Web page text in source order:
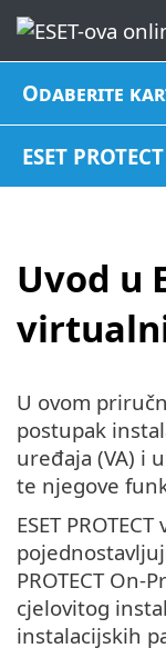
Odaberite
ESET
Uvod u
U ovom
postupak
uređaja (VA) i
te njegove
ESET
PROTECT
cjelovitog
instalacijskih